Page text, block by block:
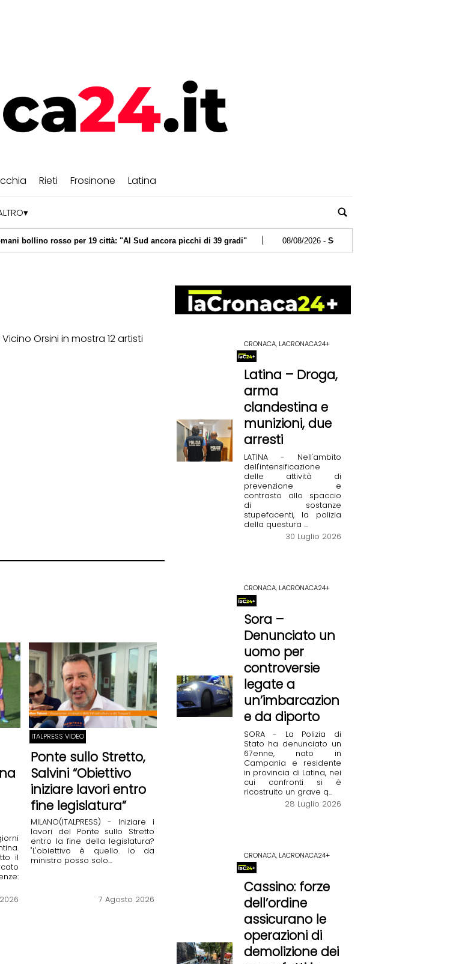
Rieti Frosinone Latina
per 19 città: "Al Sud ancora picchi di 39 gradi"| 08/08/2026 - Sos anziani per truffe telefoniche? Arriva
il
ITALPRESS VIDEO
Ponte sullo Stretto,
Salvini “Obiettivo
iniziare lavori entro
fine legislatura”
MILANO(ITALPRESS) - Iniziare i
lavori del Ponte sullo Stretto
entro la fine della legislatura?
"L'obiettivo è quello. Io da
ministro posso solo...
7 Agosto 2026
CRONACA, LACRONACA24+
Latina – Droga,
arma
clandestina e
munizioni, due
arresti
LATINA - Nell'ambito
dell'intensificazione
delle attività di
prevenzione e
contrasto allo spaccio
di sostanze
stupefacenti, la polizia
della questura ...
30 Luglio 2026
CRONACA, LACRONACA24+
Sora –
Denunciato un
uomo per
controversie
legate a
un’imbarcazion
e da diporto
SORA - La Polizia di
Stato ha denunciato un
67enne, nato in
Campania e residente
in provincia di Latina, nei
cui confronti si è
ricostruito un grave q...
28 Luglio 2026
CRONACA, LACRONACA24+
Cassino: forze
dell’ordine
assicurano le
operazioni di
demolizione dei